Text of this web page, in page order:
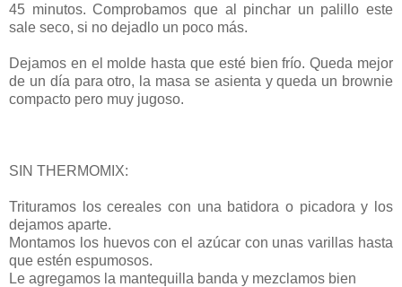
45 minutos. Comprobamos que al pinchar un palillo este
sale seco, si no dejadlo un poco más.
Dejamos en el molde hasta que esté bien frío. Queda mejor
de un día para otro, la masa se asienta y queda un brownie
compacto pero muy jugoso.
SIN THERMOMIX:
Trituramos los cereales con una batidora o picadora y los
dejamos aparte.
Montamos los huevos con el azúcar con unas varillas hasta
que estén espumosos.
Le agregamos la mantequilla banda y mezclamos bien